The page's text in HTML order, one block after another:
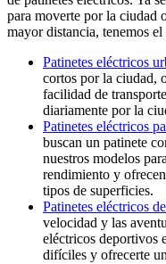
para moverte por la ciudad
mayor distancia, tenemos
Patinetes eléctricos
cortos por la ciudad,
facilidad de
diariamente por la
Patinetes eléctricos
buscan un patinete
nuestros modelos
rendimiento y
tipos de superficies.
Patinetes eléctricos
velocidad y las
eléctricos deportivos
difíciles y ofrecerte